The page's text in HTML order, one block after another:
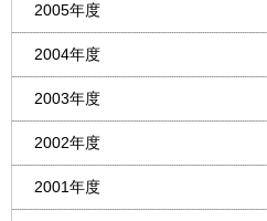
2005年度
2004年度
2003年度
2002年度
2001年度